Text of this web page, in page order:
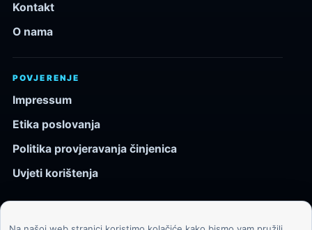
Kontakt
O nama
POVJERENJE
Impressum
Etika poslovanja
Politika provjeravanja činjenica
Uvjeti korištenja